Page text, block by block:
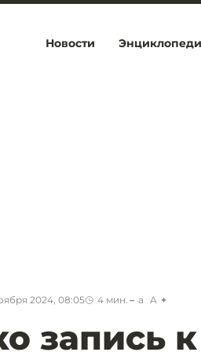
Новости
2024, 08:05 4 мин. a A
запись